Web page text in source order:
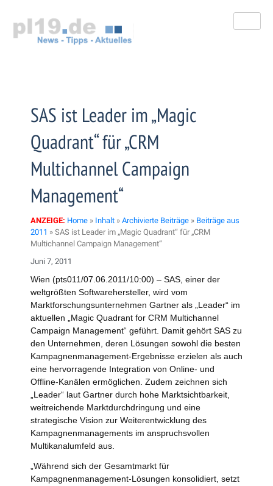
springen
SAS ist Leader im „Magic
Quadrant“ für „CRM
Multichannel Campaign
Management“
ANZEIGE: Home » Inhalt » Archivierte Beiträge » Beiträge aus
2011 » SAS ist Leader im „Magic Quadrant“ für „CRM
Multichannel Campaign Management“
Juni 7, 2011
Wien (pts011/07.06.2011/10:00) – SAS, einer der
weltgrößten Softwarehersteller, wird vom
Marktforschungsunternehmen Gartner als „Leader“ im
aktuellen „Magic Quadrant for CRM Multichannel
Campaign Management“ geführt. Damit gehört SAS zu
den Unternehmen, deren Lösungen sowohl die besten
Kampagnenmanagement-Ergebnisse erzielen als auch
eine hervorragende Integration von Online- und
Offline-Kanälen ermöglichen. Zudem zeichnen sich
„Leader“ laut Gartner durch hohe Marktsichtbarkeit,
weitreichende Marktdurchdringung und eine
strategische Vision zur Weiterentwicklung des
Kampagnenmanagements im anspruchsvollen
Multikanalumfeld aus.
„Während sich der Gesamtmarkt für
Kampagnenmanagement-Lösungen konsolidiert, setzt